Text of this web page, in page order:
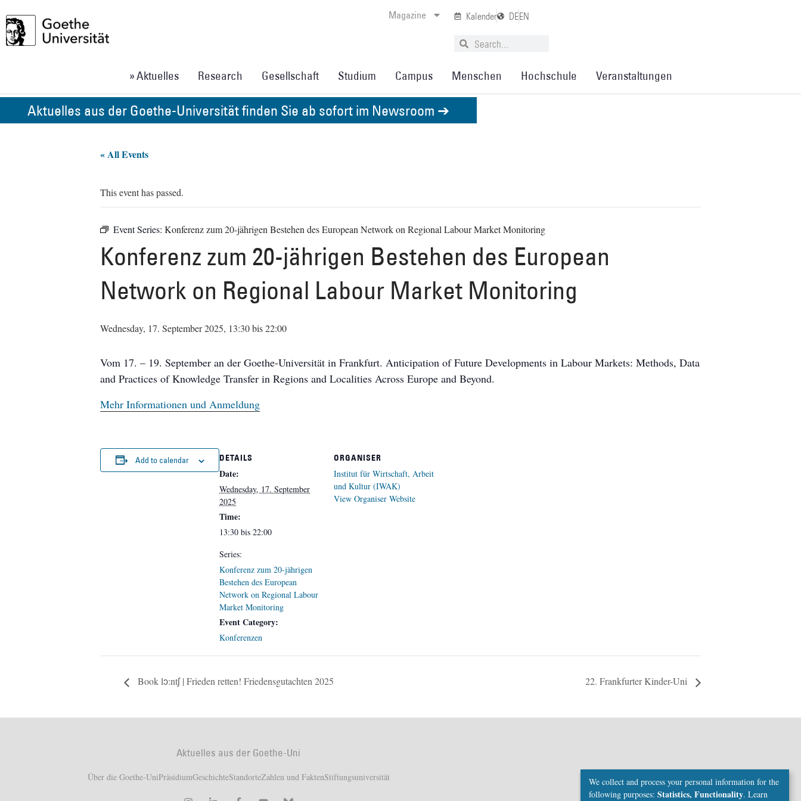
Magazine Kalender DEEN
» Aktuelles Research Gesellschaft Studium Campus Menschen Hochschule Veranstaltungen
Aktuelles aus der Goethe-Universität finden Sie ab sofort im Newsroom ➔
« All Events
This event has passed.
Event Series: Konferenz zum 20-jährigen Bestehen des European Network on Regional Labour Market Monitoring
Konferenz zum 20-jährigen Bestehen des European
Network on Regional Labour Market Monitoring
Wednesday, 17. September 2025, 13:30bis22:00
Vom 17. – 19. September an der Goethe-Universität in Frankfurt. Anticipation of Future Developments in Labour Markets: Methods, Data
and Practices of Knowledge Transfer in Regions and Localities Across Europe and Beyond.
Mehr Informationen und Anmeldung
Add to calendar DETAILS
Date:
Wednesday, 17. September
2025
Time:
13:30 bis 22:00
Series:
Konferenz zum 20-jährigen
Bestehen des European
Network on Regional Labour
Market Monitoring
Event Category:
Konferenzen
ORGANISER
Institut für Wirtschaft, Arbeit
und Kultur (IWAK)
View Organiser Website
Book lɔ:ntʃ | Frieden retten! Friedensgutachten 2025 22. Frankfurter Kinder-Uni
Aktuelles aus der Goethe-Uni
Über die Goethe-UniPräsidiumGeschichteStandorteZahlen und FaktenStiftungsuniversität
We collect and process your personal information for the
following purposes: Statistics, Functionality. Learn